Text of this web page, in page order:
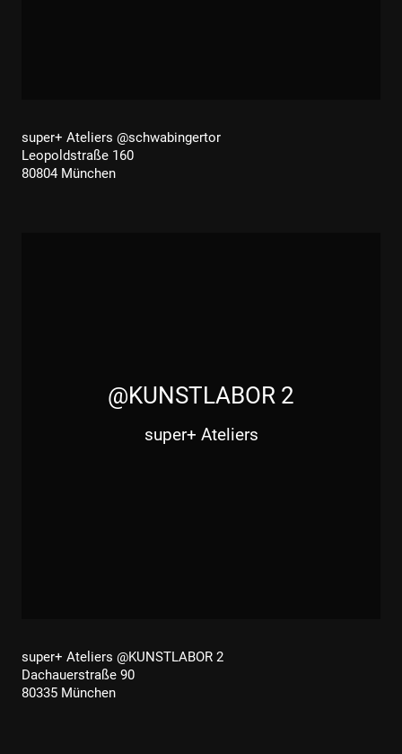
super+ Ateliers @schwabingertor
Leopoldstraße 160
80804 München
@KUNSTLABOR 2
super+ Ateliers
super+ Ateliers @KUNSTLABOR 2
Dachauerstraße 90
80335 München